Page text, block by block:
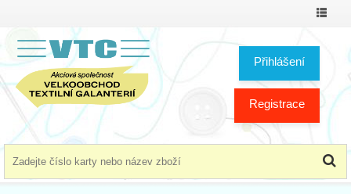
Přihlášení
Registrace